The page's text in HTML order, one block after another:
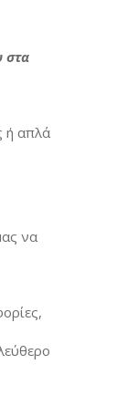
στα
ή απλά
να